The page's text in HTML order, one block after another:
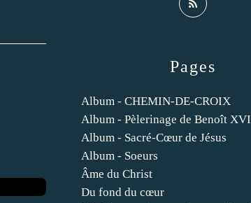
Pages
Album - CHEMIN-DE-CROIX
Album - Pèlerinage de Benoît XVI
Album - Sacré-Cœur de Jésus
Album - Soeurs
Âme du Christ
Du fond du cœur